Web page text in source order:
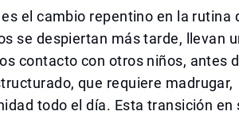
el cambio repentino en la rutina
se despiertan más tarde, llevan
contacto con otros niños, antes
que requiere madrugar,
todo el día. Esta transición en